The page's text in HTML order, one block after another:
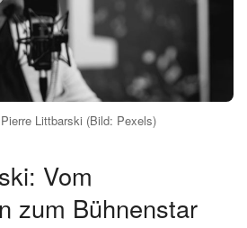
Littbarski (Bild: Pexels)
Vom
zum Bühnenstar